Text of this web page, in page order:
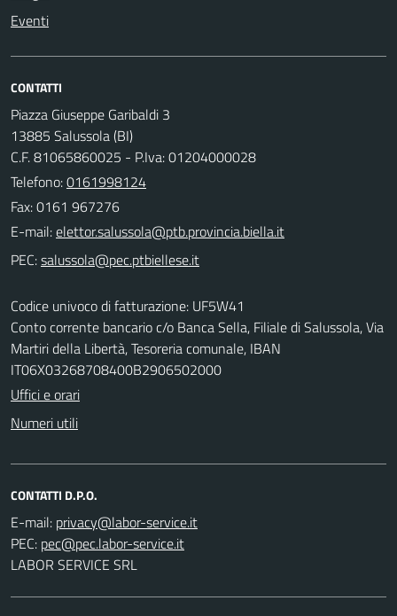
Eventi
CONTATTI
Piazza Giuseppe Garibaldi 3
13885 Salussola (BI)
C.F. 81065860025 - P.Iva: 01204000028
Telefono:0161998124
Fax: 0161 967276
E-mail:
PEC:
Codice univoco di fatturazione: UF5W41
Conto corrente bancario c/o Banca Sella, Filiale di Salussola, Via
Martiri della Libertà, Tesoreria comunale, IBAN
IT06X03268708400B2906502000
Uffici e orari
Numeri utili
CONTATTI D.P.O.
E-mail:
PEC:
LABOR SERVICE SRL